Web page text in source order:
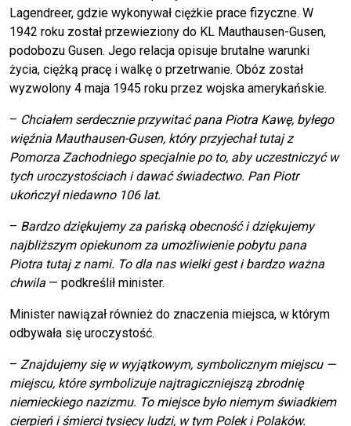
Lagendreer, gdzie wykonywał ciężkie prace fizyczne. W
1942 roku został przewieziony do KL Mauthausen-Gusen,
podobozu Gusen. Jego relacja opisuje brutalne warunki
życia, ciężką pracę i walkę o przetrwanie. Obóz został
wyzwolony 4 maja 1945 roku przez wojska amerykańskie.
– Chciałem serdecznie przywitać pana Piotra Kawę, byłego
więźnia Mauthausen-Gusen, który przyjechał tutaj z
Pomorza Zachodniego specjalnie po to, aby uczestniczyć w
tych uroczystościach i dawać świadectwo. Pan Piotr
ukończył niedawno 106 lat.
– Bardzo dziękujemy za pańską obecność i dziękujemy
najbliższym opiekunom za umożliwienie pobytu pana
Piotra tutaj z nami. To dla nas wielki gest i bardzo ważna
chwila — podkreślił minister.
Minister nawiązał również do znaczenia miejsca, w którym
odbywała się uroczystość.
– Znajdujemy się w wyjątkowym, symbolicznym miejscu —
miejscu, które symbolizuje najtragiczniejszą zbrodnię
niemieckiego nazizmu. To miejsce było niemym świadkiem
cierpień i śmierci tysięcy ludzi, w tym Polek i Polaków.